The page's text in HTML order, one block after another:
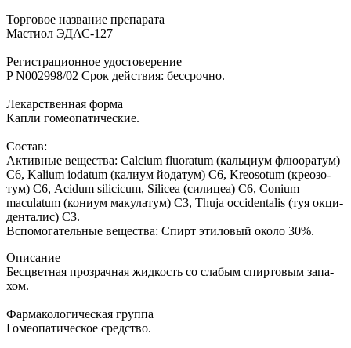
Торговое название препарата
Мастиол ЭДАС-127
Регистрационное удостоверение
P N002998/02 Срок действия: бессрочно.
Ле­кар­ствен­ная фор­ма
Ка­пли го­мео­па­ти­че­ские.
Со­став:
Ак­тив­ные ве­ще­ства: Calcium fluoratum (каль­ци­ум флю­о­ра­тум)
С6, Kalium iodatum (ка­ли­ум йо­да­тум) С6, Kreosotum (кре­о­зо­
тум) С6, Acidum silicicum, Silicea (си­ли­цеа) С6, Conium
maculatum (ко­ни­ум ма­ку­ла­тум) С3, Thuja occidentalis (туя ок­ци­
ден­та­лис) С3.
Вс­по­мо­га­тель­ные ве­ще­ства: Спирт эти­ло­вый око­ло 30%.
Опи­са­ние
Бес­цвет­ная про­зрач­ная жид­кость со сла­бым спир­то­вым за­па­
хом.
Фар­ма­ко­ло­ги­че­ская груп­па
Го­мео­па­ти­че­ское сред­ство.